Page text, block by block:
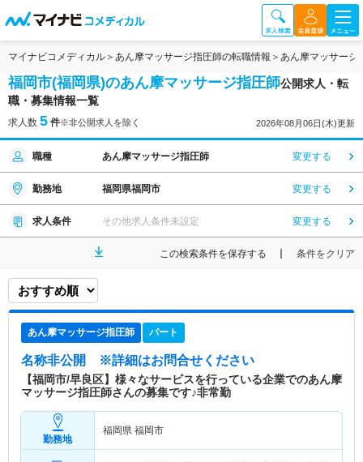
マイナビコメディカル あん摩マッサージ指圧師の転職情報 あん摩マッサージ
福岡市(福岡県)のあん摩マッサージ指圧師公開求人・転
職・募集情報一覧
求人数 5 件※非公開求人を除く 2026年08月06日(木)更新
職種 あん摩マッサージ指圧師 変更する
勤務地 福岡県福岡市 変更する
求人条件 その他求人条件未設定 変更する
この検索条件を保存する 条件をクリア
あん摩マッサージ指圧師 パート
名称非公開 ※詳細はお問合せください
【福岡市/早良区】様々なサービスを行っている企業でのあん摩
マッサージ指圧師さんの募集です♪非常勤
勤務地
福岡県 福岡市